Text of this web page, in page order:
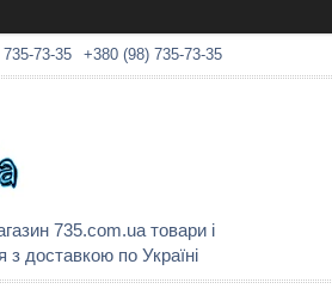
73-35 +380 (98) 735-73-35
735.com.ua товари і
з доставкою по Україні